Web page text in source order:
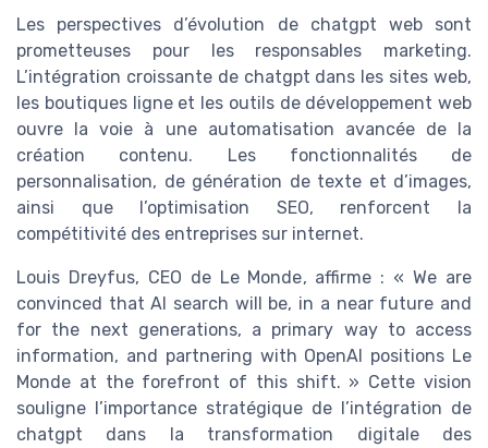
Les perspectives d’évolution de chatgpt web sont
prometteuses pour les responsables marketing.
L’intégration croissante de chatgpt dans les sites web,
les boutiques ligne et les outils de développement web
ouvre la voie à une automatisation avancée de la
création contenu. Les fonctionnalités de
personnalisation, de génération de texte et d’images,
ainsi que l’optimisation SEO, renforcent la
compétitivité des entreprises sur internet.
Louis Dreyfus, CEO de Le Monde, affirme : « We are
convinced that AI search will be, in a near future and
for the next generations, a primary way to access
information, and partnering with OpenAI positions Le
Monde at the forefront of this shift. » Cette vision
souligne l’importance stratégique de l’intégration de
chatgpt dans la transformation digitale des